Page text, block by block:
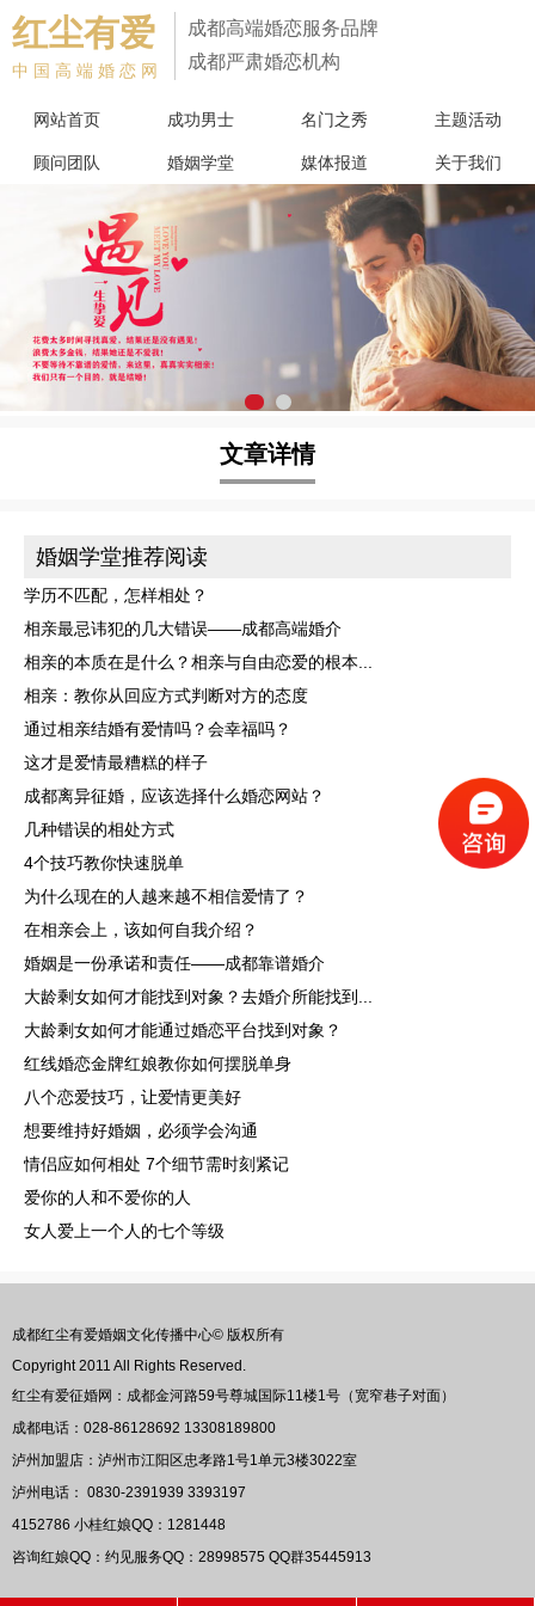
红尘有爱
中国高端婚恋网
成都高端婚恋服务品牌
成都严肃婚恋机构
网站首页 成功男士 名门之秀 主题活动
顾问团队 婚姻学堂 媒体报道 关于我们
文章详情
婚姻学堂推荐阅读
学历不匹配，怎样相处？
相亲最忌讳犯的几大错误——成都高端婚介
相亲的本质在是什么？相亲与自由恋爱的根本...
相亲：教你从回应方式判断对方的态度
通过相亲结婚有爱情吗？会幸福吗？
这才是爱情最糟糕的样子
成都离异征婚，应该选择什么婚恋网站？
几种错误的相处方式
4个技巧教你快速脱单
为什么现在的人越来越不相信爱情了？
在相亲会上，该如何自我介绍？
婚姻是一份承诺和责任——成都靠谱婚介
大龄剩女如何才能找到对象？去婚介所能找到...
大龄剩女如何才能通过婚恋平台找到对象？
红线婚恋金牌红娘教你如何摆脱单身
八个恋爱技巧，让爱情更美好
想要维持好婚姻，必须学会沟通
情侣应如何相处 7个细节需时刻紧记
爱你的人和不爱你的人
女人爱上一个人的七个等级
成都红尘有爱婚姻文化传播中心© 版权所有
Copyright 2011 All Rights Reserved.
红尘有爱征婚网：成都金河路59号尊城国际11楼1号（宽窄巷子对面）
成都电话：028-86128692 13308189800
泸州加盟店：泸州市江阳区忠孝路1号1单元3楼3022室
泸州电话： 0830-2391939 3393197
4152786 小桂红娘QQ： 1281448
咨询红娘QQ：约见服务QQ： 28998575 QQ群35445913